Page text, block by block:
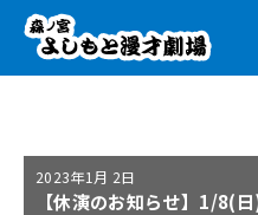
2023年1月 2日
【休演のお知らせ】1/8(